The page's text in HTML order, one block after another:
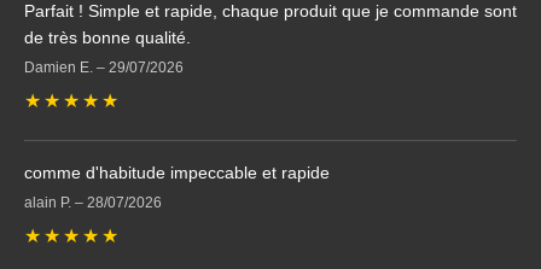
Parfait ! Simple et rapide, chaque produit que je commande sont
de très bonne qualité.
Damien E. – 29/07/2026
★ ★ ★ ★ ★
comme d'habitude impeccable et rapide
alain P. – 28/07/2026
★ ★ ★ ★ ★